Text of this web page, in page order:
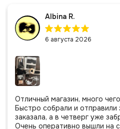
Albina R.
6 августа 2026
Отличный магазин, много
Быстро собрали и отправили
заказала, а в четверг уже
Очень оперативно вышли на